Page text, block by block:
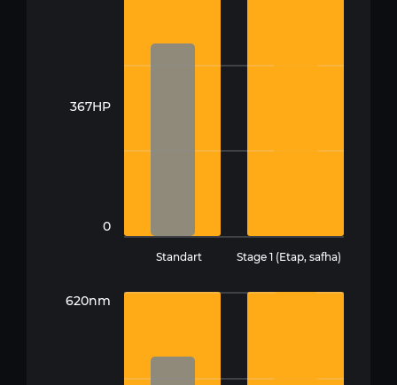
367HP
0
Standart Stage 1 (Etap, safha)
620nm